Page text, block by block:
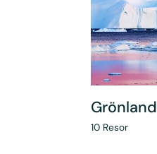
Grönland
10 Resor